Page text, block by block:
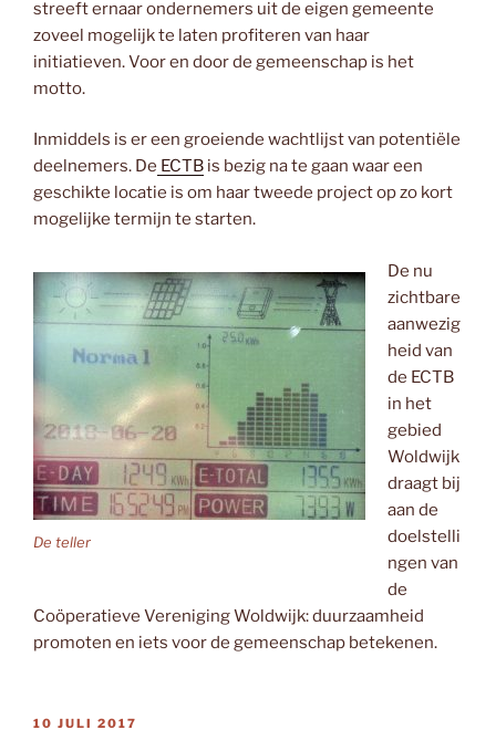
streeft ernaar ondernemers uit de eigen gemeente
zoveel mogelijk te laten profiteren van haar
initiatieven. Voor en door de gemeenschap is het
motto.
Inmiddels is er een groeiende wachtlijst van potentiële
deelnemers. De ECTB is bezig na te gaan waar een
geschikte locatie is om haar tweede project op zo kort
mogelijke termijn te starten.
De teller
De nu
zichtbare
aanwezig
heid van
de ECTB
in het
gebied
Woldwijk
draagt bij
aan de
doelstelli
ngen van
de
Coöperatieve Vereniging Woldwijk: duurzaamheid
promoten en iets voor de gemeenschap betekenen.
GEPLAATST
10 JULI 2017